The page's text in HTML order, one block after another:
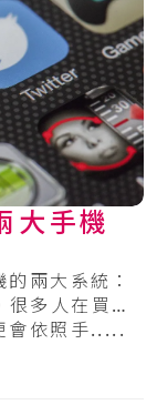
大手機
兩大系統：
多人在買手
會依照手.....